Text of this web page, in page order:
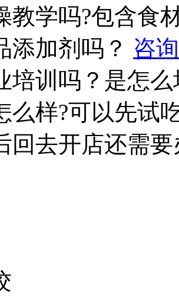
教学吗?包含食
添加剂吗？ 咨
培训吗？是怎
么样?可以先试
回去开店还需